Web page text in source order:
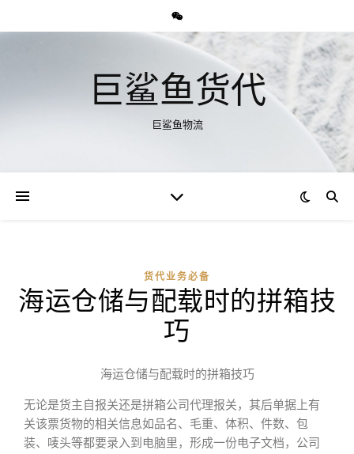
巨鲨鱼货代
巨鲨鱼物流
货代业务必备
海运仓储与配载时的拼箱技
巧
海运仓储与配载时的拼箱技巧
无论是货主自报关还是拼箱公司代理报关，其后单据上有
关该票货物的相关信息如品名、毛重、体积、件数、包
装、唛头等都要录入到电脑里，形成一份电子文档，公司